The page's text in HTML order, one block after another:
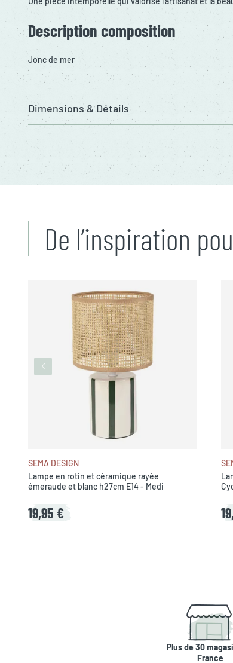
Description composition
Jonc de mer
Dimensions & Détails
De l’inspiration
SEMA DESIGN
Lampe en rotin et céramique rayée
émeraude et blanc h27cm E14 - Medi
19,95 €
Plus de 30
France